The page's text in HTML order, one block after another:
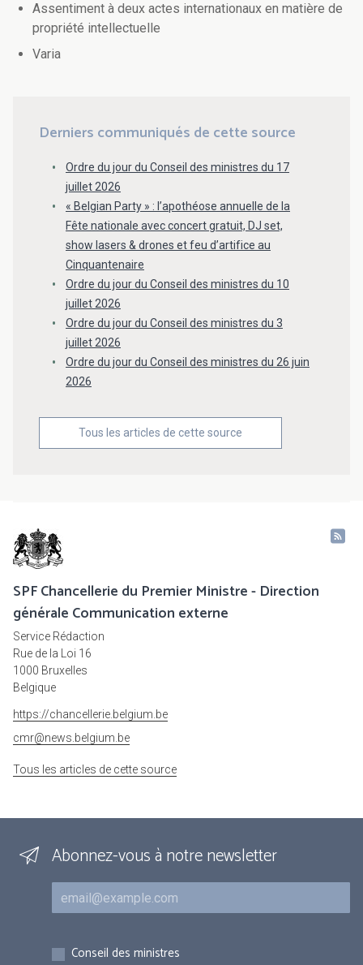
Assentiment à deux actes internationaux en matière de
propriété intellectuelle
Varia
Derniers communiqués de cette source
Ordre du jour du Conseil des ministres du 17
juillet 2026
« Belgian Party » : l’apothéose annuelle de la
Fête nationale avec concert gratuit, DJ set,
show lasers & drones et feu d’artifice au
Cinquantenaire
Ordre du jour du Conseil des ministres du 10
juillet 2026
Ordre du jour du Conseil des ministres du 3
juillet 2026
Ordre du jour du Conseil des ministres du 26 juin
2026
Tous les articles de cette source
SPF Chancellerie du Premier Ministre - Direction
générale Communication externe
Service Rédaction
Rue de la Loi 16
1000 Bruxelles
Belgique
https://chancellerie.belgium.be
cmr@news.belgium.be
Tous les articles de cette source
Abonnez-vous à notre newsletter
Courriel
Inscriptions
Conseil des ministres